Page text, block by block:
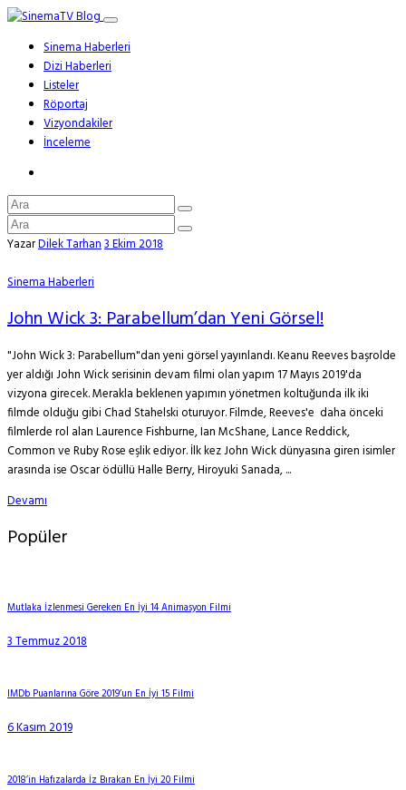
Sinema Haberleri
Dizi Haberleri
Listeler
Röportaj
Vizyondakiler
İnceleme
YazarDilek Tarhan3 Ekim 2018
Sinema Haberleri
John Wick 3: Parabellum’dan Yeni Görsel!
"John Wick 3: Parabellum"dan yeni görsel yayınlandı. Keanu Reeves başrolde
yer aldığı John Wick serisinin devam filmi olan yapım 17 Mayıs 2019'da
vizyona girecek. Merakla beklenen yapımın yönetmen koltuğunda ilk iki
filmde olduğu gibi Chad Stahelski oturuyor. Filmde, Reeves'e daha önceki
filmlerde rol alan Laurence Fishburne, Ian McShane, Lance Reddick,
Common ve Ruby Rose eşlik ediyor. İlk kez John Wick dünyasına giren isimler
arasında ise Oscar ödüllü Halle Berry, Hiroyuki Sanada, ...
Devamı
Popüler
Mutlaka İzlenmesi Gereken En İyi 14 Animasyon Filmi
3 Temmuz 2018
IMDb Puanlarına Göre 2019’un En İyi 15 Filmi
6 Kasım 2019
2018’in Hafızalarda İz Bırakan En İyi 20 Filmi